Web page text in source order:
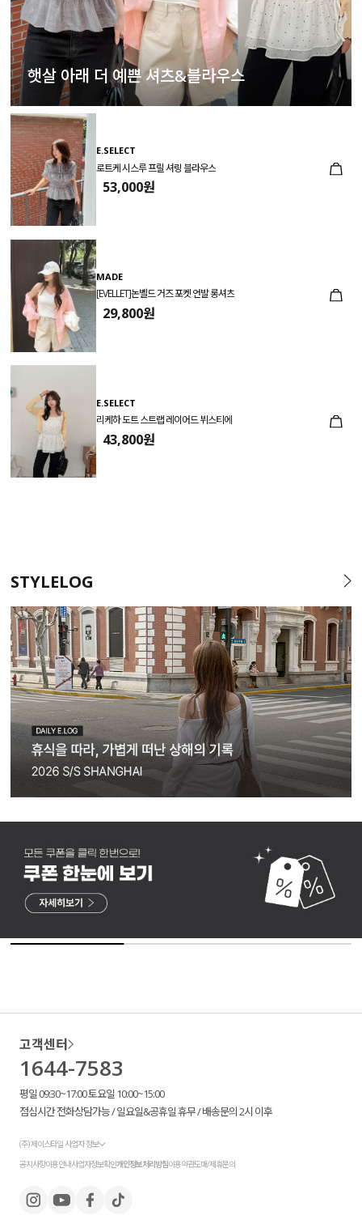
햇살 아래 더 예쁜 셔츠&블라우스
E.SELECT
로트케 시스루 프릴 셔링 블라우스
53,000원
MADE
[EVELLET]논벨드 거즈 포켓 언발 롱셔츠
29,800원
E.SELECT
리케하 도트 스트랩 레이어드 뷔스티에
43,800원
STYLELOG
고객센터
1644-7583
평일 09:30~17:00 토요일 10:00~15:00
점심시간 전화상담가능 / 일요일&공휴일 휴무 / 배송문의 2시 이후
(주) 제이스타일 사업자 정보
공지사항이용안내사업자정보확인개인정보처리방침이용약관도매/제휴문의